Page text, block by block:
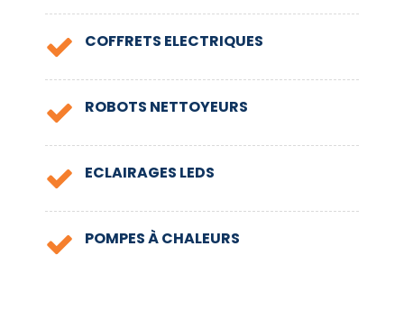
COFFRETS ELECTRIQUES
ROBOTS NETTOYEURS
ECLAIRAGES LEDS
POMPES À CHALEURS